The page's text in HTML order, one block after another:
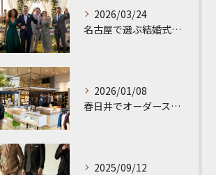
2026/03/24
名古屋で選ぶ結婚式男性オーダースーツ
2026/01/08
春日井でオーダースーツが初めての方へ
2025/09/12